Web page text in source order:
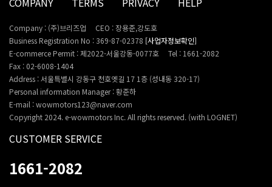
Company : (주)브리즈업
CEO : 장용준,강도호
Business Registration No : 369-87-02378 [사업자정보확인]
E-commerce Permit : 제2022-서울강동-0077호
Tel : 1661-2082
Fax : 02-6008-1404
Address : 서울특별시 강동구 천호옛길 17 1층 (성내동 320-17)
Personal information Manager : 황준하
E-mail : wowmotors123@naver.com
Copyright 2024. e-wowmotors Inc. All rights reserved. (with LOGNET)
CUSTOMER SERVICE
1661-2082